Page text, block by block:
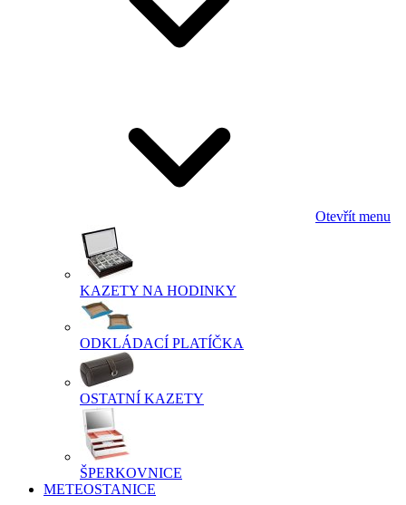
Otevřít menu
KAZETY NA HODINKY
ODKLÁDACÍ PLATÍČKA
OSTATNÍ KAZETY
ŠPERKOVNICE
METEOSTANICE